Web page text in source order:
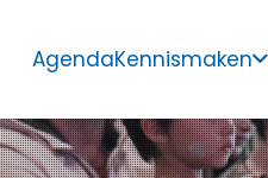
AgendaKennismaken